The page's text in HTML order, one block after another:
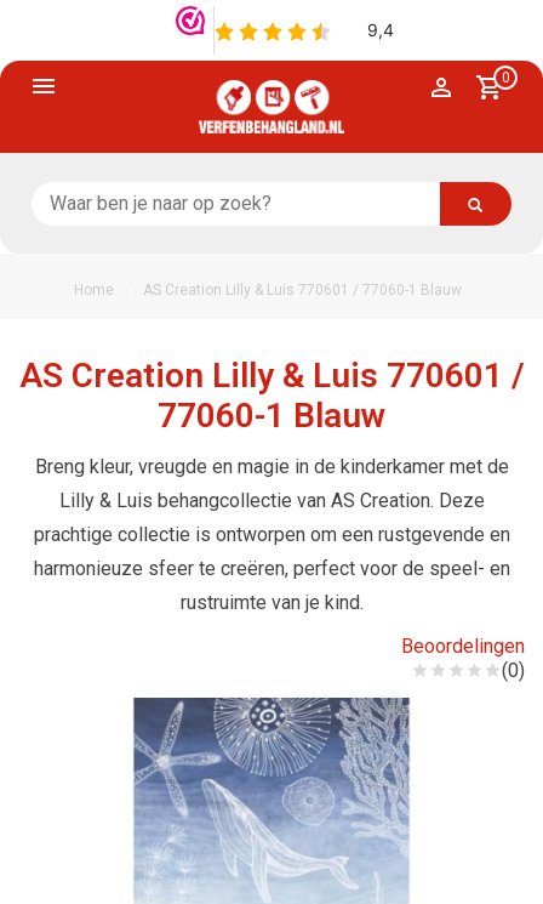
0
Home AS Creation Lilly & Luis 770601 / 77060-1 Blauw
AS Creation Lilly & Luis 770601 /
77060-1 Blauw
Breng kleur, vreugde en magie in de kinderkamer met de
Lilly & Luis behangcollectie van AS Creation. Deze
prachtige collectie is ontworpen om een rustgevende en
harmonieuze sfeer te creëren, perfect voor de speel- en
rustruimte van je kind.
Beoordelingen
(0)